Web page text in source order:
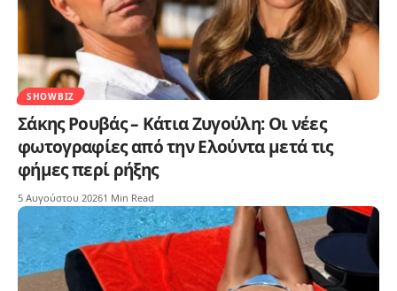
SHOWBIZ
Σάκης Ρουβάς – Κάτια Ζυγούλη: Οι νέες
φωτογραφίες από την Ελούντα μετά τις
φήμες περί ρήξης
5 Αυγούστου 20261 Min Read